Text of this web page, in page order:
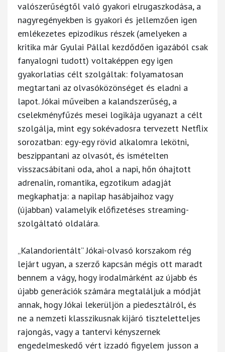
valószerűségtől való gyakori elrugaszkodása, a
nagyregényekben is gyakori és jellemzően igen
emlékezetes epizodikus részek (amelyeken a
kritika már Gyulai Pállal kezdődően igazából csak
fanyalogni tudott) voltaképpen egy igen
gyakorlatias célt szolgáltak: folyamatosan
megtartani az olvasóközönséget és eladni a
lapot. Jókai műveiben a kalandszerűség, a
cselekményfűzés mesei logikája ugyanazt a célt
szolgálja, mint egy sokévadosra tervezett Netflix
sorozatban: egy-egy rövid alkalomra lekötni,
beszippantani az olvasót, és ismételten
visszacsábítani oda, ahol a napi, hőn óhajtott
adrenalin, romantika, egzotikum adagját
megkaphatja: a napilap hasábjaihoz vagy
(újabban) valamelyik előfizetéses streaming-
szolgáltató oldalára.
„Kalandorientált” Jókai-olvasó korszakom rég
lejárt ugyan, a szerző kapcsán mégis ott maradt
bennem a vágy, hogy irodalmárként az újabb és
újabb generációk számára megtaláljuk a módját
annak, hogy Jókai lekerüljön a piedesztálról, és
ne a nemzeti klasszikusnak kijáró tiszteletteljes
rajongás, vagy a tantervi kényszernek
engedelmeskedő vért izzadó figyelem jusson a